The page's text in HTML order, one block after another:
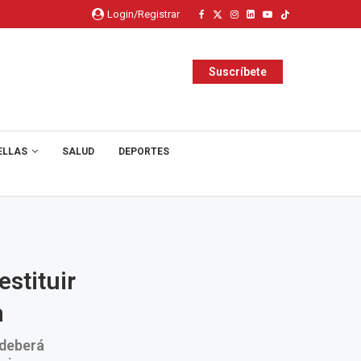
Login/Registrar
Suscríbete
SALUD DEPORTES